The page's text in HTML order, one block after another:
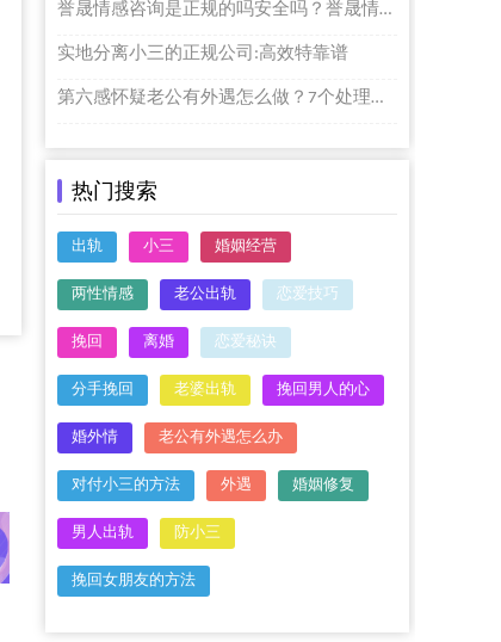
誉晟情感咨询是正规的吗安全吗？誉晟情感怎么样？
实地分离小三的正规公司:高效特靠谱
第六感怀疑老公有外遇怎么做？7个处理方法
热门搜索
出轨 小三 婚姻经营
两性情感 老公出轨 恋爱技巧
挽回 离婚 恋爱秘诀
分手挽回 老婆出轨 挽回男人的心
婚外情 老公有外遇怎么办
对付小三的方法 外遇 婚姻修复
男人出轨 防小三
挽回女朋友的方法